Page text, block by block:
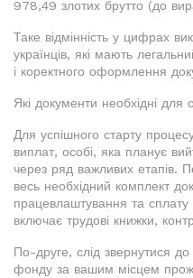
978,49 злотих брутто (до
Таке відмінність у цифрах
українців, які мають
і коректного оформлення
Які документи необхідні
Для успішного старту
виплат, особі, яка планує
через ряд важливих етапів.
весь необхідний комплект
працевлаштування та сплату
включає трудові книжки,
По-друге, слід звернутися
фонду за вашим місцем